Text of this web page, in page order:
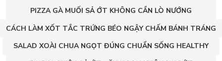
PIZZA GÀ MUỐI SẢ ỚT KHÔNG CẦN LÒ NƯỚNG
CÁCH LÀM XỐT TẮC TRỨNG BÉO NGẬY CHẤM BÁNH TRÁNG
SALAD XOÀI CHUA NGỌT ĐÚNG CHUẨN SỐNG HEALTHY